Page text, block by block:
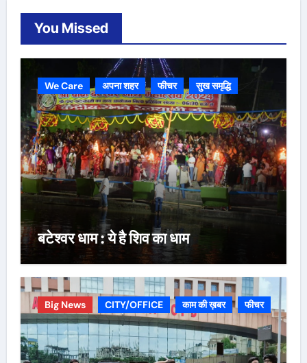
You Missed
We Care अपना शहर फीचर सुख समृद्धि
बटेश्वर धाम : ये है शिव का धाम
Big News CITY/OFFICE काम की ख़बर फीचर